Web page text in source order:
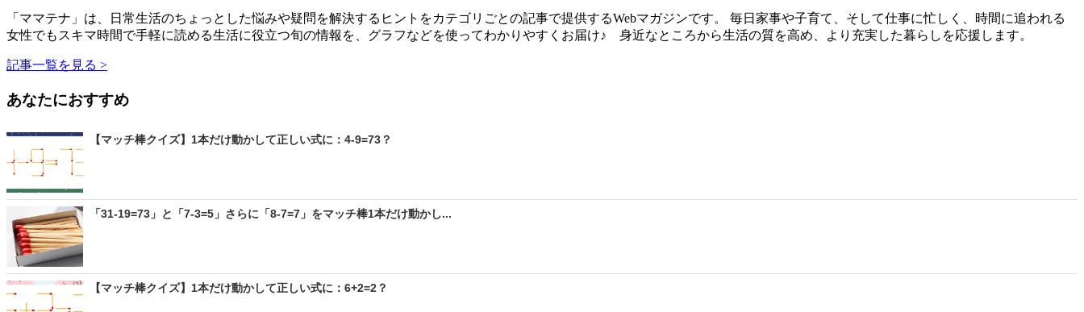
「ママテナ」は、日常生活のちょっとした悩みや疑問を解決するヒントをカテゴリごとの記事で提供するWebマガジンです。 毎日家事や子育て、そして仕事に忙しく、時間に追われる
女性でもスキマ時間で手軽に読める生活に役立つ旬の情報を、グラフなどを使ってわかりやすくお届け♪ 身近なところから生活の質を高め、より充実した暮らしを応援します。
記事一覧を見る >
あなたにおすすめ
【マッチ棒クイズ】1本だけ動かして正しい式に：4-9=73？
「31-19=73」と「7-3=5」さらに「8-7=7」をマッチ棒1本だけ動かし...
【マッチ棒クイズ】1本だけ動かして正しい式に：6+2=2？